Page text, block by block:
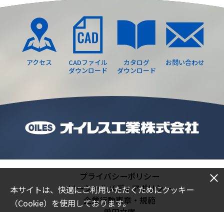
本サイトは、快適にご利用いただくためにクッキー
（Cookie）を使用しております。
アクセス
CADファイル
ダウンロード
カタログ
ダウンロード
お問い合わせ
プライバシーポリシー
ソーシャルメディアポリシー
企業行動憲章・規範